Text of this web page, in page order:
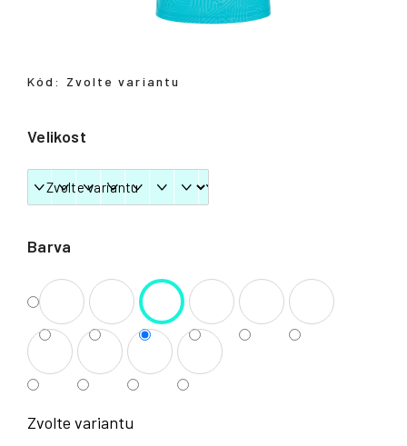
Barva
Velikost
Zvolte variantu
Kód: Zvolte variantu